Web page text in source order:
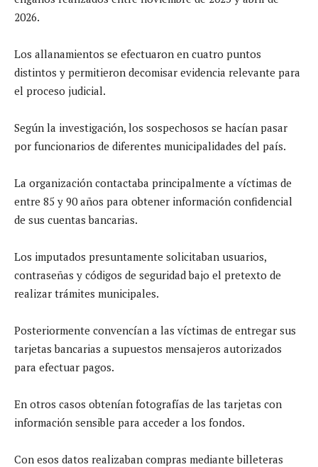
2026.
Los allanamientos se efectuaron en cuatro puntos
distintos y permitieron decomisar evidencia relevante para
el proceso judicial.
Según la investigación, los sospechosos se hacían pasar
por funcionarios de diferentes municipalidades del país.
La organización contactaba principalmente a víctimas de
entre 85 y 90 años para obtener información confidencial
de sus cuentas bancarias.
Los imputados presuntamente solicitaban usuarios,
contraseñas y códigos de seguridad bajo el pretexto de
realizar trámites municipales.
Posteriormente convencían a las víctimas de entregar sus
tarjetas bancarias a supuestos mensajeros autorizados
para efectuar pagos.
En otros casos obtenían fotografías de las tarjetas con
información sensible para acceder a los fondos.
Con esos datos realizaban compras mediante billeteras